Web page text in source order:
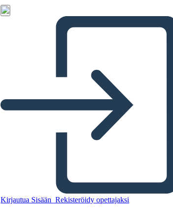
Kirjautua Sisään Rekisteröidy opettajaksi